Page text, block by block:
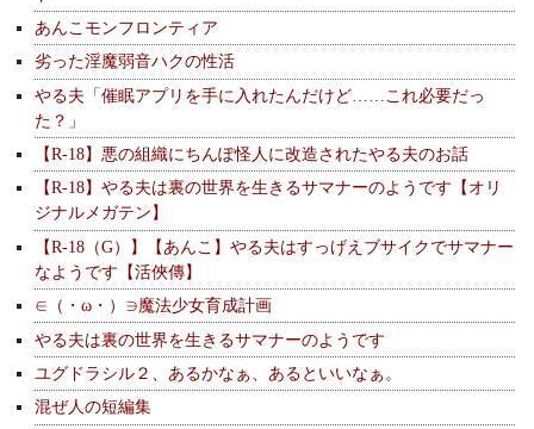
あんこモンフロンティア
劣った淫魔弱音ハクの性活
やる夫「催眠アプリを手に入れたんだけど……これ必要だっ
た？」
【R-18】悪の組織にちんぽ怪人に改造されたやる夫のお話
【R-18】やる夫は裏の世界を生きるサマナーのようです【オリ
ジナルメガテン】
【R-18（G）】【あんこ】やる夫はすっげえブサイクでサマナー
なようです【活俠傳】
∈（・ω・）∋魔法少女育成計画
やる夫は裏の世界を生きるサマナーのようです
ユグドラシル２、あるかなぁ、あるといいなぁ。
混ぜ人の短編集